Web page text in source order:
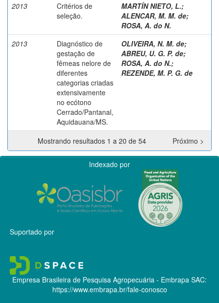
2013
Critérios de
seleção.
MARTÍN NIETO, L.;
ALENCAR, M. M. de;
ROSA, A. do N.
2013
Diagnóstico de
gestação de
fêmeas nelore de
diferentes
categorias criadas
extensivamente
no ecótono
Cerrado/Pantanal,
Aquidauana/MS.
OLIVEIRA, N. M. de;
ABREU, U. G. P. de;
ROSA, A. do N.;
REZENDE, M. P. G. de
Mostrando resultados 1 a 20 de 54 Próximo >
Indexado por
Suportado por
Empresa Brasileira de Pesquisa Agropecuária - Embrapa SAC:
https://www.embrapa.br/fale-conosco